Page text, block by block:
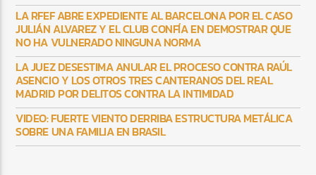
LA RFEF ABRE EXPEDIENTE AL BARCELONA POR EL CASO
JULIÁN ALVAREZ Y EL CLUB CONFÍA EN DEMOSTRAR QUE
NO HA VULNERADO NINGUNA NORMA
LA JUEZ DESESTIMA ANULAR EL PROCESO CONTRA RAÚL
ASENCIO Y LOS OTROS TRES CANTERANOS DEL REAL
MADRID POR DELITOS CONTRA LA INTIMIDAD
VIDEO: FUERTE VIENTO DERRIBA ESTRUCTURA METÁLICA
SOBRE UNA FAMILIA EN BRASIL